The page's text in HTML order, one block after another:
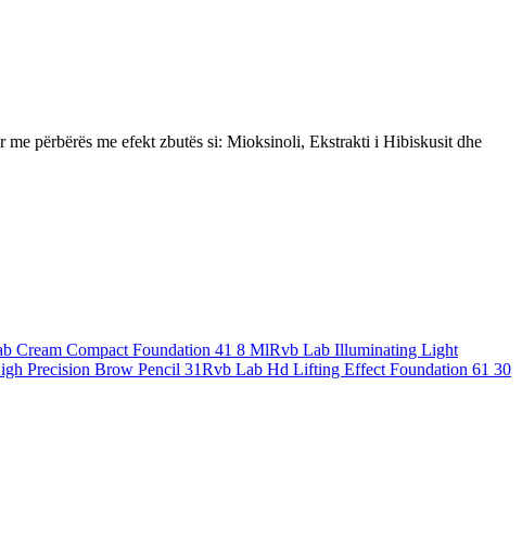
me përbërës me efekt zbutës si: Mioksinoli, Ekstrakti i Hibiskusit dhe
Cream Compact Foundation 41 8 MlRvb Lab Illuminating Light
Precision Brow Pencil 31Rvb Lab Hd Lifting Effect Foundation 61 30